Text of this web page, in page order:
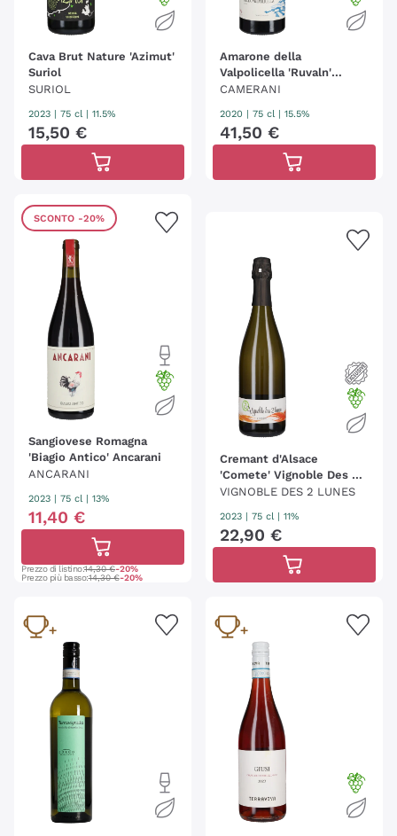
Cava Brut Nature 'Azimut'
Suriol
SURIOL
2023 75 cl | 11.5%
15,50 €
Amarone della
Valpolicella 'Ruvaln'
Adalia - Camerani
CAMERANI
2020 75 cl | 15.5%
41,50 €
SCONTO -20%
Sangiovese Romagna
'Biagio Antico' Ancarani
ANCARANI
2023 75 cl | 13%
11,40 €
Prezzo di listino:14,30 €-20%
Prezzo più basso:14,30 €-20%
Cremant d'Alsace
'Comete' Vignoble Des 2
Lunes
VIGNOBLE DES 2 LUNES
2023 75 cl | 11%
22,90 €